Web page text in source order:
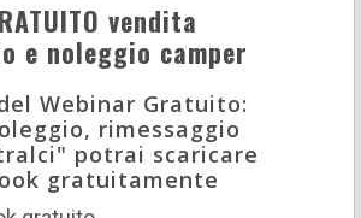
vendita
e noleggio camper
Webinar Gratuito:
rimessaggio
potrai scaricare
gratuitamente